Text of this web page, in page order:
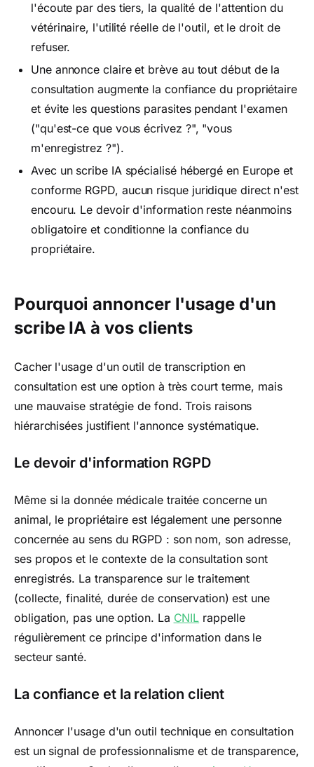
l'écoute par des tiers, la qualité de l'attention du
vétérinaire, l'utilité réelle de l'outil, et le droit de
refuser.
Une annonce claire et brève au tout début de la
consultation augmente la confiance du propriétaire
et évite les questions parasites pendant l'examen
("qu'est-ce que vous écrivez ?", "vous
m'enregistrez ?").
Avec un scribe IA spécialisé hébergé en Europe et
conforme RGPD, aucun risque juridique direct n'est
encouru. Le devoir d'information reste néanmoins
obligatoire et conditionne la confiance du
propriétaire.
Pourquoi annoncer l'usage d'un
scribe IA à vos clients
Cacher l'usage d'un outil de transcription en
consultation est une option à très court terme, mais
une mauvaise stratégie de fond. Trois raisons
hiérarchisées justifient l'annonce systématique.
Le devoir d'information RGPD
Même si la donnée médicale traitée concerne un
animal, le propriétaire est légalement une personne
concernée au sens du RGPD : son nom, son adresse,
ses propos et le contexte de la consultation sont
enregistrés. La transparence sur le traitement
(collecte, finalité, durée de conservation) est une
obligation, pas une option. La CNIL rappelle
régulièrement ce principe d'information dans le
secteur santé.
La confiance et la relation client
Annoncer l'usage d'un outil technique en consultation
est un signal de professionnalisme et de transparence,